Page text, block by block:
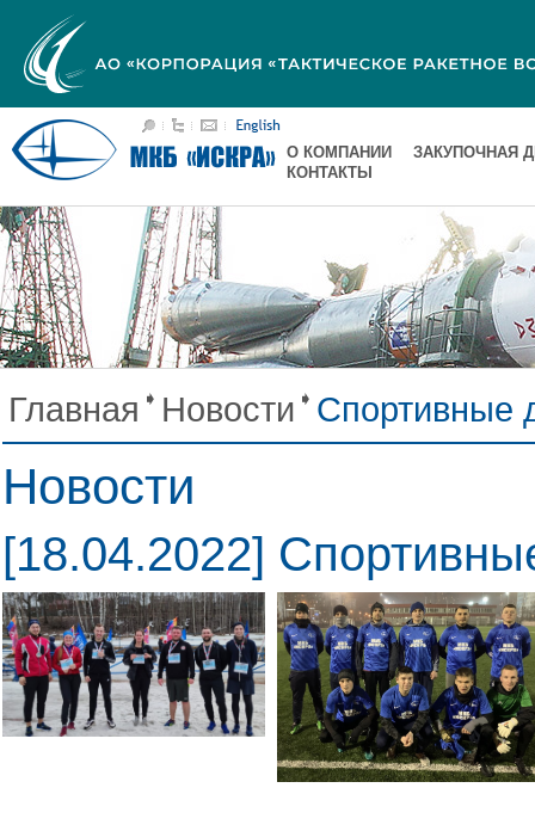
О КОМПАНИИ
ЗАКУПОЧНАЯ
КОНТАКТЫ
Главная Новости Спортивные
Новости
[18.04.2022]